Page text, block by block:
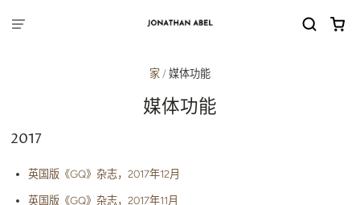
家 / 媒体功能
媒体功能
2017
英国版《GQ》杂志，2017年12月
英国版《GQ》杂志，2017年11月